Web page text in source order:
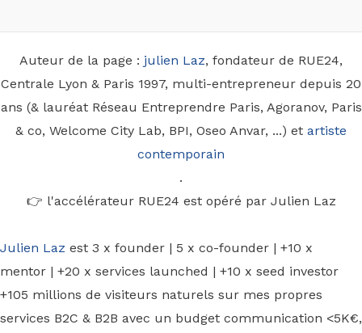
Auteur de la page : julien Laz, fondateur de RUE24,
Centrale Lyon & Paris 1997, multi-entrepreneur depuis 20
ans (& lauréat Réseau Entreprendre Paris, Agoranov, Paris
& co, Welcome City Lab, BPI, Oseo Anvar, ...) et artiste
contemporain
.
👉 l'accélérateur RUE24 est opéré par Julien Laz
Julien Laz est 3 x founder | 5 x co-founder | +10 x
mentor | +20 x services launched | +10 x seed investor
+105 millions de visiteurs naturels sur mes propres
services B2C & B2B avec un budget communication <5K€,